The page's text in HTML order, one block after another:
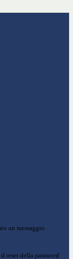
un messaggio
reset della password